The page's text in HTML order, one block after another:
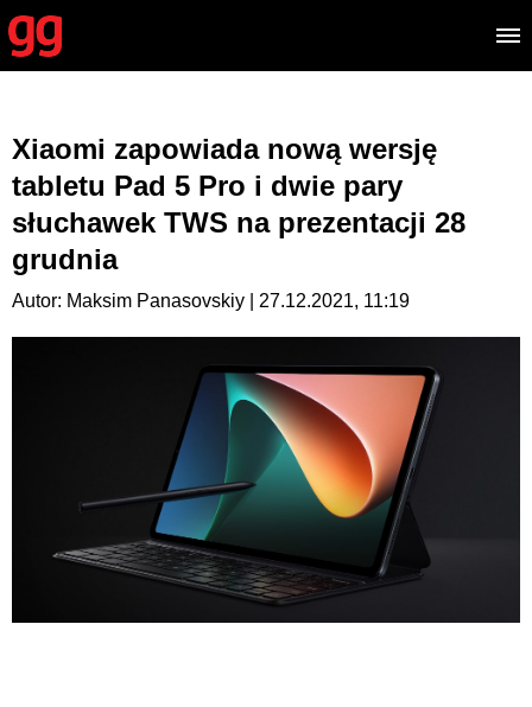
Xiaomi zapowiada nową wersję
tabletu Pad 5 Pro i dwie pary
słuchawek TWS na prezentacji 28
grudnia
Autor: Maksim Panasovskiy | 27.12.2021, 11:19